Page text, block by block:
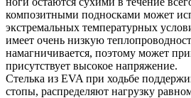
композитными подносками может
экстремальных температурных
имеет очень низкую
намагничивается, поэтому может
присутствует высокое напряжение.
Стелька из EVA при ходьбе
стопы, распределяют нагрузку